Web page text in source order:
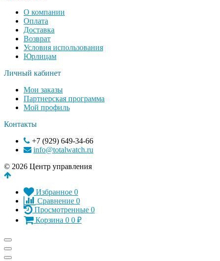
О компании
Оплата
Доставка
Возврат
Условия использования
Юрлицам
Личный кабинет
Мои заказы
Партнерская программа
Мой профиль
Контакты
+7 (929) 649-34-66
info@totalwatch.ru
© 2026 Центр управления
Избранное 0
Сравнение 0
Просмотренные 0
Корзина 0 0 ₽